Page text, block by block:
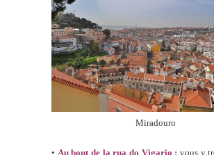
Miradouro
• Au bout de la rua do Vigario : vous y